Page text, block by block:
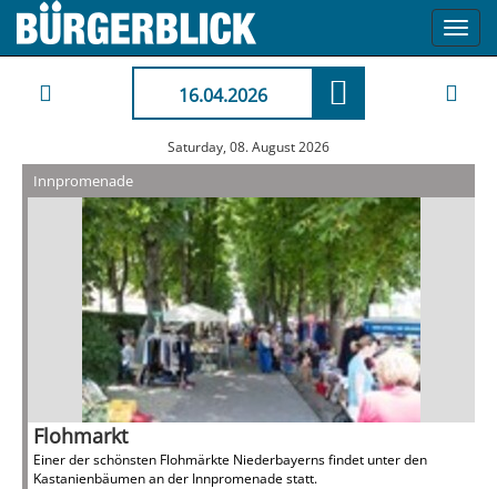
16.04.2026
Saturday, 08. August 2026
Innpromenade
Flohmarkt
Einer der schönsten Flohmärkte Niederbayerns findet unter den
Kastanienbäumen an der Innpromenade statt.